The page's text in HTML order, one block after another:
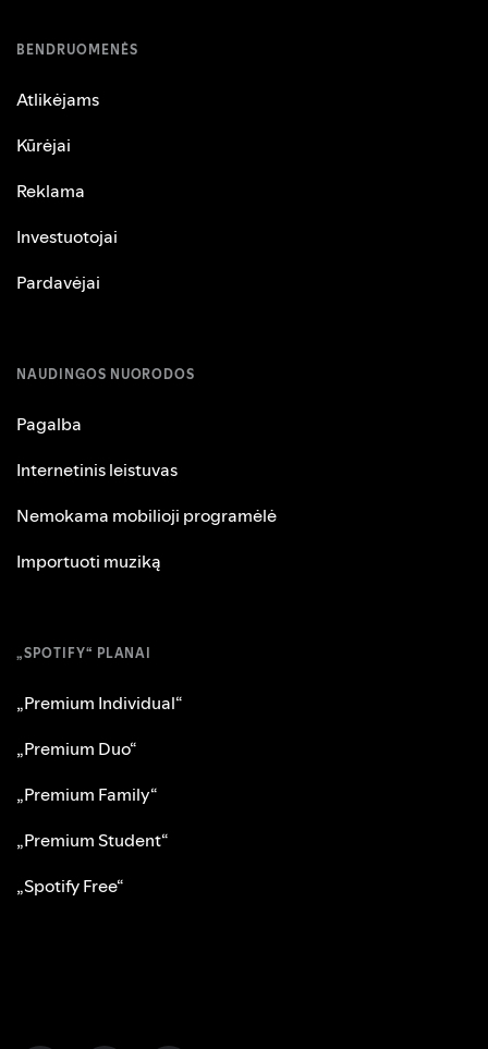
BENDRUOMENĖS
Atlikėjams
Kūrėjai
Reklama
Investuotojai
Pardavėjai
NAUDINGOS NUORODOS
Pagalba
Internetinis leistuvas
Nemokama mobilioji programėlė
Importuoti muziką
„SPOTIFY“ PLANAI
„Premium Individual“
„Premium Duo“
„Premium Family“
„Premium Student“
„Spotify Free“